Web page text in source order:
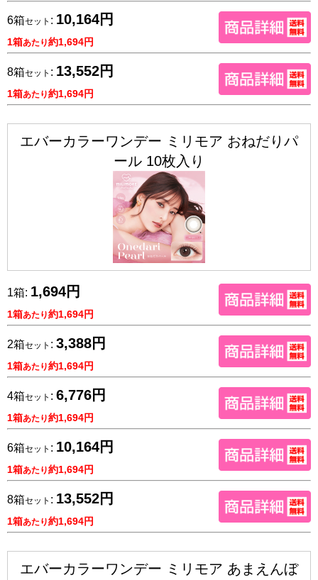
6箱セット : 10,164円
1箱あたり約1,694円
8箱セット : 13,552円
1箱あたり約1,694円
エバーカラーワンデー ミリモア おねだりパ
ール 10枚入り
1箱: 1,694円
1箱あたり約1,694円
2箱セット : 3,388円
1箱あたり約1,694円
4箱セット : 6,776円
1箱あたり約1,694円
6箱セット : 10,164円
1箱あたり約1,694円
8箱セット : 13,552円
1箱あたり約1,694円
エバーカラーワンデー ミリモア あまえんぼ